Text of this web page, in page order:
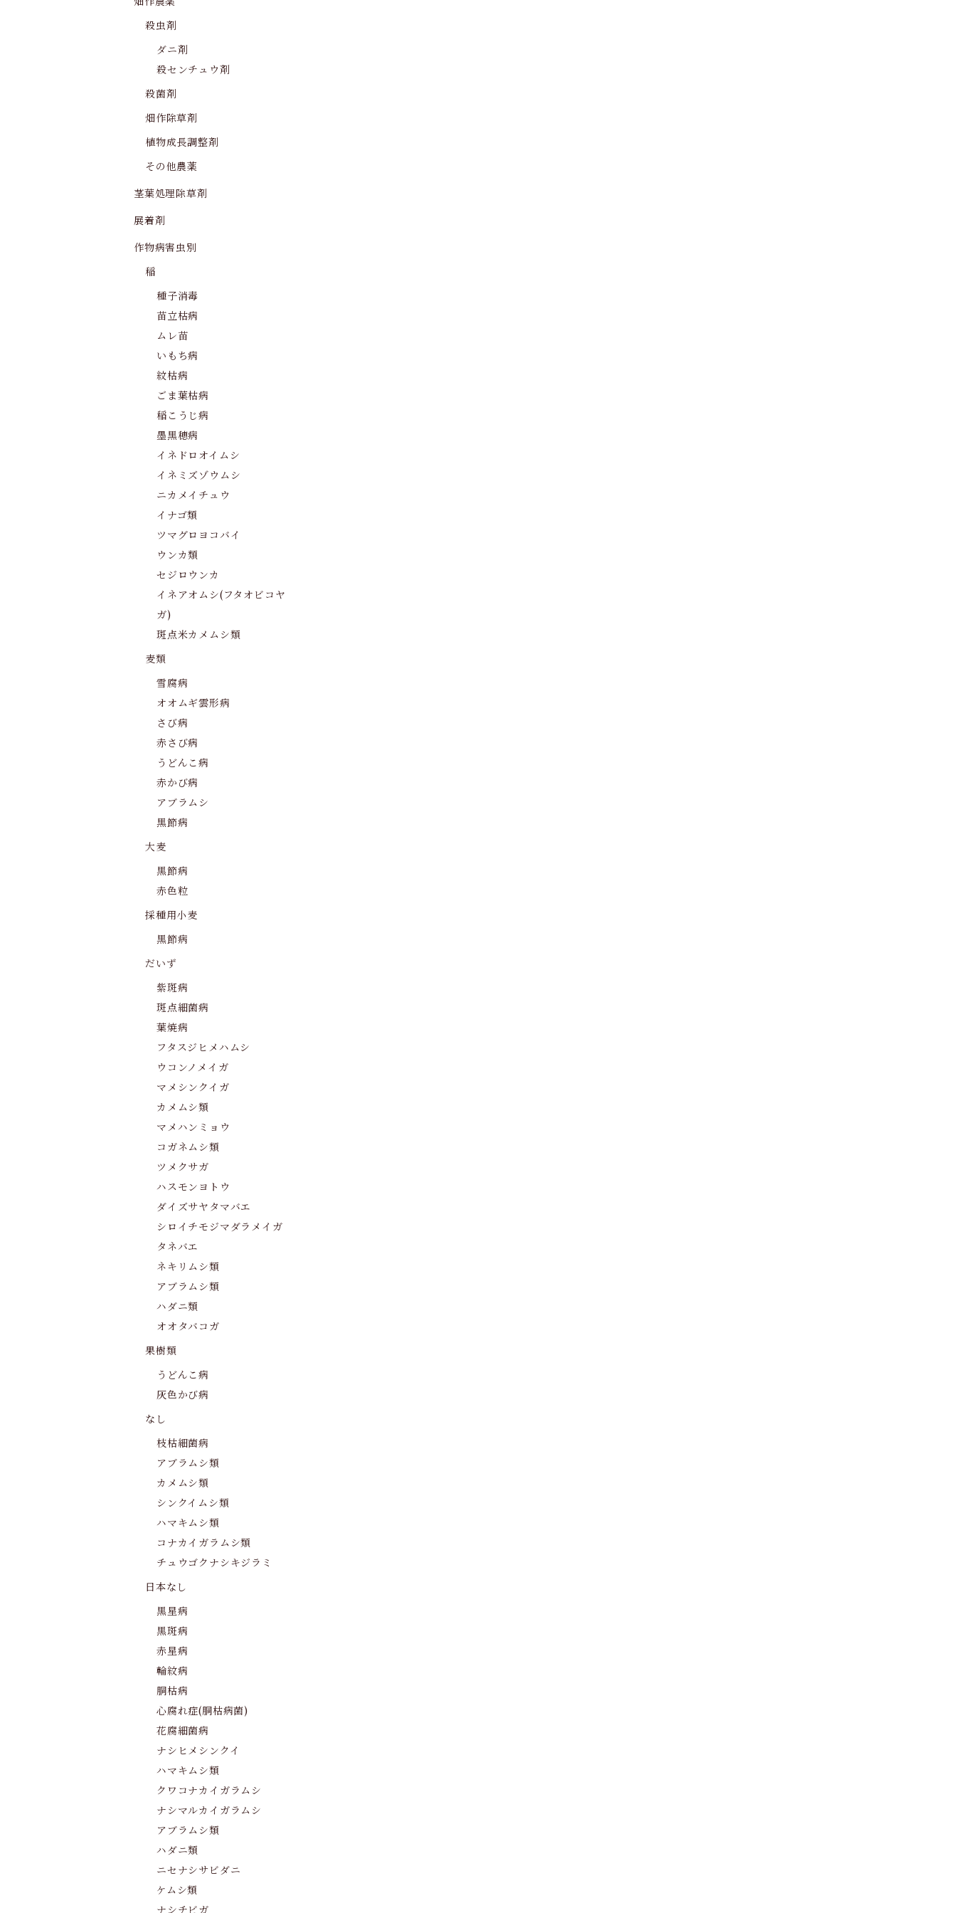
殺虫剤
ダニ剤
殺センチュウ剤
殺菌剤
畑作除草剤
植物成長調整剤
その他農薬
茎葉処理除草剤
展着剤
作物病害虫別
稲
種子消毒
苗立枯病
ムレ苗
いもち病
紋枯病
ごま葉枯病
稲こうじ病
墨黒穂病
イネドロオイムシ
イネミズゾウムシ
ニカメイチュウ
イナゴ類
ツマグロヨコバイ
ウンカ類
セジロウンカ
イネアオムシ(フタオビコヤ
ガ)
斑点米カメムシ類
麦類
雪腐病
オオムギ雲形病
さび病
赤さび病
うどんこ病
赤かび病
アブラムシ
黒節病
大麦
黒節病
赤色粒
採種用小麦
黒節病
だいず
紫斑病
斑点細菌病
葉焼病
フタスジヒメハムシ
ウコンノメイガ
マメシンクイガ
カメムシ類
マメハンミョウ
コガネムシ類
ツメクサガ
ハスモンヨトウ
ダイズサヤタマバエ
シロイチモジマダラメイガ
タネバエ
ネキリムシ類
アブラムシ類
ハダニ類
オオタバコガ
果樹類
うどんこ病
灰色かび病
なし
枝枯細菌病
アブラムシ類
カメムシ類
シンクイムシ類
ハマキムシ類
コナカイガラムシ類
チュウゴクナシキジラミ
日本なし
黒星病
黒斑病
赤星病
輪紋病
胴枯病
心腐れ症(胴枯病菌)
花腐細菌病
ナシヒメシンクイ
ハマキムシ類
クワコナカイガラムシ
ナシマルカイガラムシ
アブラムシ類
ハダニ類
ニセナシサビダニ
ケムシ類
ナシチビガ